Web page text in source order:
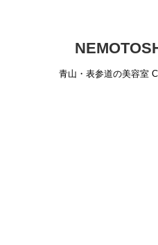
青山・表参道の美容室